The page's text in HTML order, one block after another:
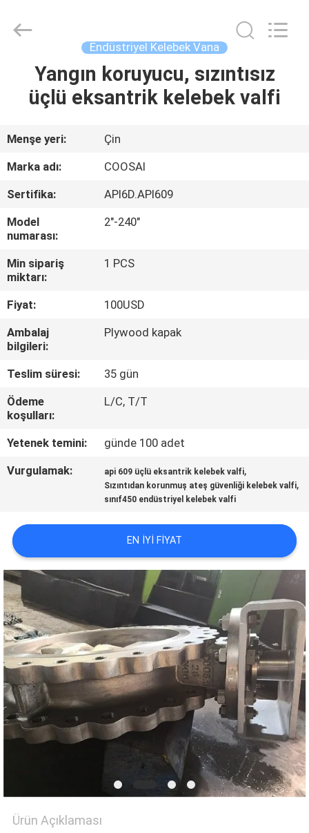
EVDE
BIZIM
HAKKIMIZDA
FABRIKA
TURU
KALITE
BIZIMLE
BIR
İSTE
SITE
HARITASI
PRIVACY
POLICY
group.
Endüstriyel Kelebek Vana
Yangın koruyucu, sızıntısız
üçlü eksantrik kelebek valfi
Menşe yeri:
Çin
Marka adı:
COOSAI
Sertifika:
API6D.API609
Model
numarası:
2"-240"
Min sipariş
miktarı:
1 PCS
Fiyat:
100USD
Ambalaj
bilgileri:
Plywood kapak
Teslim süresi:
35 gün
Ödeme
koşulları:
L/C, T/T
Yetenek temini:
günde 100 adet
Vurgulamak:
api 609 üçlü eksantrik kelebek valfi,
Sızıntıdan korunmuş ateş güvenliği kelebek valfi,
sınıf450 endüstriyel kelebek valfi
EN IYI FIYAT
Ürün Açıklaması